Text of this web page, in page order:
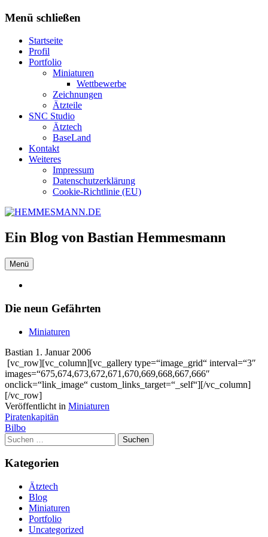
Zum
springen
Menü schließen
Startseite
Profil
Portfolio
Miniaturen
Wettbewerbe
Zeichnungen
Ätzteile
SNC Studio
Ätztech
BaseLand
Kontakt
Weiteres
Impressum
Datenschutzerklärung
Cookie-Richtlinie (EU)
Ein Blog von Bastian Hemmesmann
Menü
Die neun Gefährten
Miniaturen
Bastian 1. Januar 2006
[vc_row][vc_column][vc_gallery type=“image_grid“ interval=“3″
images=“675,674,673,672,671,670,669,668,667,666″
onclick=“link_image“ custom_links_target=“_self“][/vc_column]
[/vc_row]
Veröffentlicht in Miniaturen
Artikel-
Navigation
Piratenkapitän
Bilbo
Suchen
nach:
Kategorien
Ätztech
Blog
Miniaturen
Portfolio
Uncategorized